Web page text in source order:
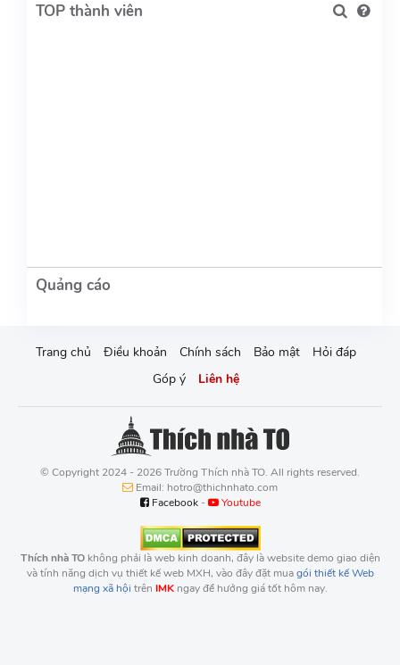
TOP thành viên
Trang chủ Điều khoản Chính sách Bảo mật
Hỏi đáp
Góp ý
Liên hệ
© Copyright 2024 - 2026 Trường Thích nhà TO. All rights reserved.
Email: hotro@thichnhato.com
Facebook- Youtube
Thích nhà TOkhông phải là web kinh doanh, đây là website demo giao diện
và tính năng dịch vụ thiết kế web MXH, vào đây đặt muagói thiết kế Web
mạng xã hội trên IMKngay để hưởng giá tốt hôm nay.